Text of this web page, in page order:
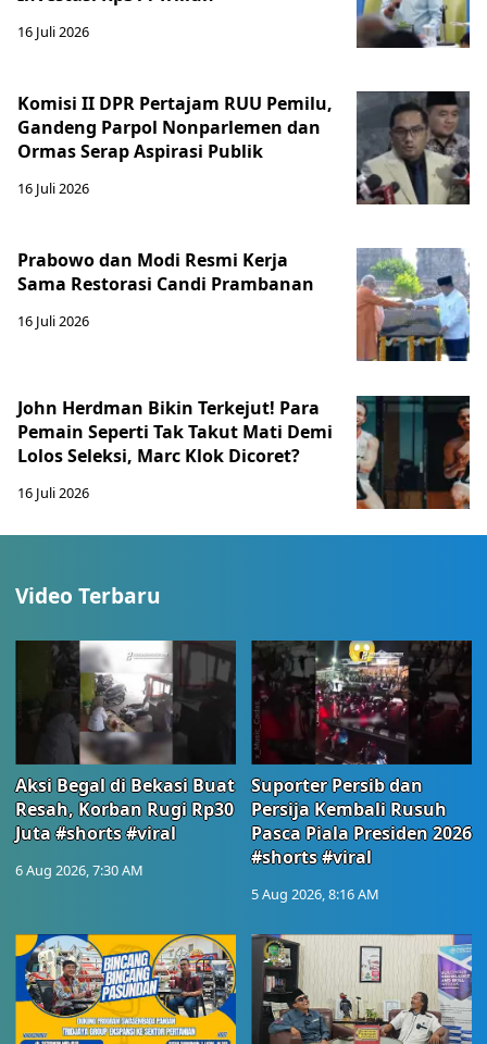
16 Juli 2026
Komisi II DPR Pertajam RUU Pemilu,
Gandeng Parpol Nonparlemen dan
Ormas Serap Aspirasi Publik
16 Juli 2026
Prabowo dan Modi Resmi Kerja
Sama Restorasi Candi Prambanan
16 Juli 2026
John Herdman Bikin Terkejut! Para
Pemain Seperti Tak Takut Mati Demi
Lolos Seleksi, Marc Klok Dicoret?
16 Juli 2026
Video Terbaru
Aksi Begal di Bekasi Buat
Resah, Korban Rugi Rp30
Juta #shorts #viral
6 Aug 2026, 7:30 AM
Suporter Persib dan
Persija Kembali Rusuh
Pasca Piala Presiden 2026
#shorts #viral
5 Aug 2026, 8:16 AM